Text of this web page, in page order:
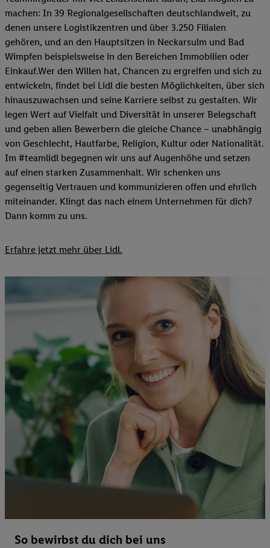
machen: In 39 Regionalgesellschaften deutschlandweit, zu
denen unsere Logistikzentren und über 3.250 Filialen
gehören, und an den Hauptsitzen in Neckarsulm und Bad
Wimpfen beispielsweise in den Bereichen Immobilien oder
Einkauf.Wer den Willen hat, Chancen zu ergreifen und sich zu
entwickeln, findet bei Lidl die besten Möglichkeiten, über sich
hinauszuwachsen und seine Karriere selbst zu gestalten. Wir
legen Wert auf Vielfalt und Diversität in unserer Belegschaft
und geben allen Bewerbern die gleiche Chance – unabhängig
von Geschlecht, Hautfarbe, Religion, Kultur oder Nationalität.
Im #teamlidl begegnen wir uns auf Augenhöhe und setzen
auf einen starken Zusammenhalt. Wir schenken uns
gegenseitig Vertrauen und kommunizieren offen und ehrlich
miteinander. Klingt das nach einem Unternehmen für dich?
Dann komm zu uns.​
Erfahre jetzt mehr über Lidl.
So bewirbst du dich bei uns